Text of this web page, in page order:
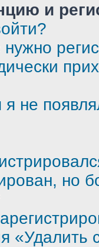
и
не
но
«Удалить